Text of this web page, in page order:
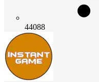
44088